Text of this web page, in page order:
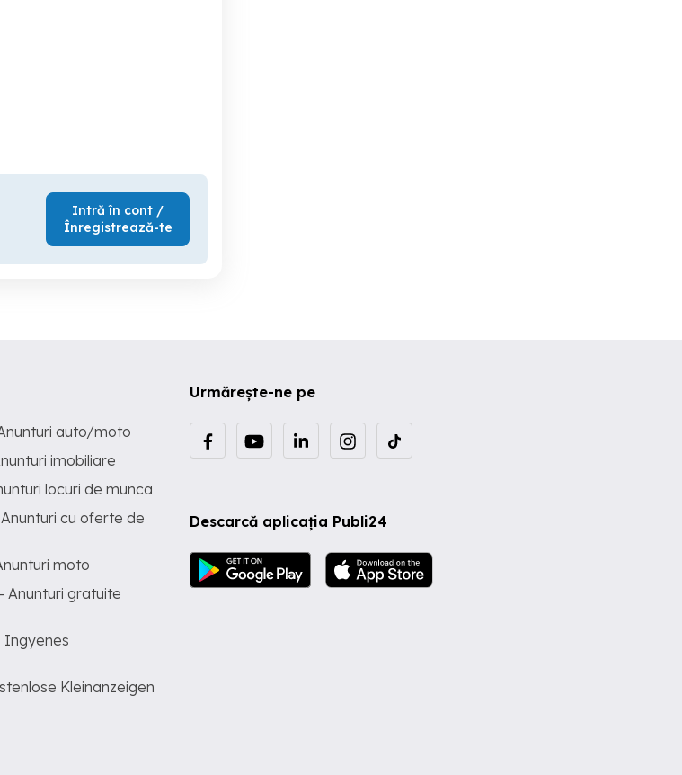
Intră în cont /
Înregistrează-te
Urmărește-ne pe
Descarcă aplicația Publi24
auto/moto
imobiliare
locuri de munca
cu oferte de
moto
- Anunturi gratuite
Ingyenes
Kleinanzeigen